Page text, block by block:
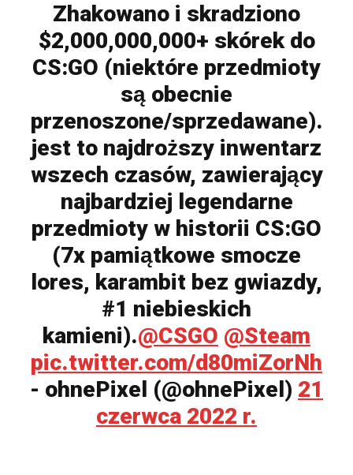
Zhakowano i skradziono
$2,000,000,000+ skórek do
CS:GO (niektóre przedmioty
są obecnie
przenoszone/sprzedawane).
jest to najdroższy inwentarz
wszech czasów, zawierający
najbardziej legendarne
przedmioty w historii CS:GO
(7x pamiątkowe smocze
lores, karambit bez gwiazdy,
#1 niebieskich
kamieni).@CSGO @Steam
pic.twitter.com/d80miZorNh
- ohnePixel (@ohnePixel) 21
czerwca 2022 r.